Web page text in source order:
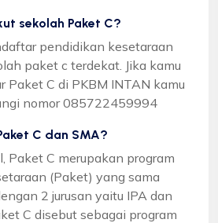
sekolah Paket C?
pendidikan kesetaraan
paket c terdekat. Jika kamu
Paket C di PKBM INTAN kamu
nomor 085722459994
C dan SMA?
Paket C merupakan program
(Paket) yang sama
2 jurusan yaitu IPA dan
C disebut sebagai program